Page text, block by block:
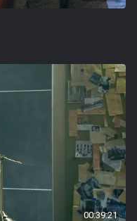
00:39:21